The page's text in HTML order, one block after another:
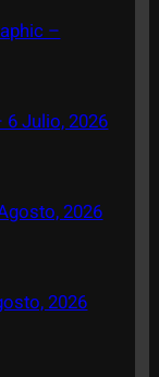
–
Julio, 2026
2026
2026